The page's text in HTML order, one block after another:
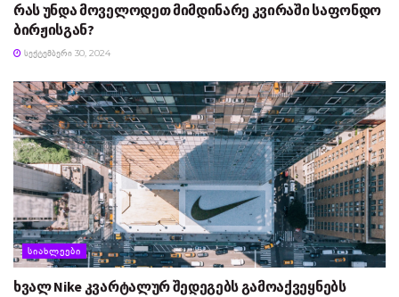
რას უნდა მოველოდეთ მიმდინარე კვირაში საფონდო
ბირჟისგან?
ᲡᲔᲥᲢᲔᲛᲑᲔᲠᲘ 30, 2024
ᲡᲘᲐᲮᲚᲔᲔᲑᲘ
ხვალ Nike კვარტალურ შედეგებს გამოაქვეყნებს